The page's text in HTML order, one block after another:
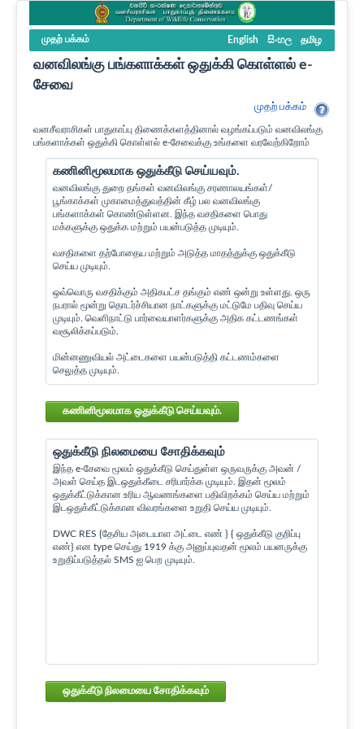
முதற் பக்கம் English සිංහල தமிழ
வனவிலங்கு பங்களாக்கள் ஒதுக்கி கொள்ளல் e-
சேவை
முதற் பக்கம்
வனசீவராசிகள் பாதுகாப்பு திணைக்களத்தினால் வழங்கப்படும் வனவிலங்கு
பங்களாக்கள் ஒதுக்கி கொள்ளல் e-சேவைக்கு உங்களை வரவேற்கிறோம்
கணினிமூலமாக ஒதுக்கீடு செய்யவும்.
வனவிலங்கு துறை தங்கள் வனவிலங்கு சரணாலயங்கள்/
பூங்காக்கள் முகாமைத்துவத்தின் கீழ் பல வனவிலங்கு
பங்களாக்கள் கொண்டுள்ளன. இந்த வசதிகளை பொது
மக்களுக்கு ஒதுக்க மற்றும் பயன்படுத்த முடியும்.
வசதிகளை தற்போதைய மற்றும் அடுத்த மாதத்துக்கு ஒதுக்கீடு
செய்ய முடியும்.
ஒவ்வொரு வசதிக்கும் அதிகபட்ச தங்கும் எண் ஒன்று உள்ளது. ஒரு
நபரால் மூன்று தொடர்ச்சியான நாட்களுக்கு மட்டுமே பதிவு செய்ய
முடியும். வெளிநாட்டு பார்வையாளர்களுக்கு அதிக கட்டணங்கள்
வசூலிக்கப்படும்.
மின்னணுவியல் அட்டைகளை பயன்படுத்தி கட்டணம்களை
செலுத்த முடியும்.
கணினிமூலமாக ஒதுக்கீடு செய்யவும்.
ஒதுக்கீடு நிலமையை சோதிக்கவும்
இந்த e-சேவை மூலம் ஒதுக்கீடு செய்துள்ள ஒருவருக்கு அவன் /
அவள் செய்த இடஒதுக்கீடை சரிபார்க்க முடியும். இதன் மூலம்
ஒதுக்கீட்டுக்கான உரிய ஆவணங்களை பதிவிறக்கம் செய்ய மற்றும்
இடஒதுக்கீட்டுக்கான விவரங்களை உறுதி செய்ய முடியும்.
DWC RES {தேசிய அடையாள அட்டை எண் } { ஒதுக்கீடு குறிப்பு
எண்} என type செய்து 1919 க்கு அனுப்புவதன் மூலம் பயனருக்கு
உறுதிப்படுத்தல் SMS ஐ பெற முடியும்.
ஒதுக்கீடு நிலமையை சோதிக்கவும்